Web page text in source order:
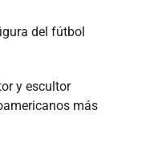
del fútbol
y escultor
más